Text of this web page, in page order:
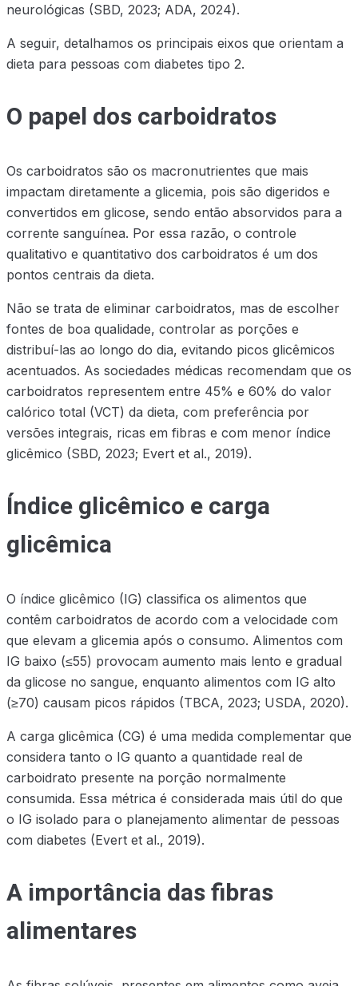
neurológicas (SBD, 2023; ADA, 2024).
A seguir, detalhamos os principais eixos que orientam a
dieta para pessoas com diabetes tipo 2.
O papel dos carboidratos
Os carboidratos são os macronutrientes que mais
impactam diretamente a glicemia, pois são digeridos e
convertidos em glicose, sendo então absorvidos para a
corrente sanguínea. Por essa razão, o controle
qualitativo e quantitativo dos carboidratos é um dos
pontos centrais da dieta.
Não se trata de eliminar carboidratos, mas de escolher
fontes de boa qualidade, controlar as porções e
distribuí-las ao longo do dia, evitando picos glicêmicos
acentuados. As sociedades médicas recomendam que os
carboidratos representem entre 45% e 60% do valor
calórico total (VCT) da dieta, com preferência por
versões integrais, ricas em fibras e com menor índice
glicêmico (SBD, 2023; Evert et al., 2019).
Índice glicêmico e carga
glicêmica
O índice glicêmico (IG) classifica os alimentos que
contêm carboidratos de acordo com a velocidade com
que elevam a glicemia após o consumo. Alimentos com
IG baixo (≤55) provocam aumento mais lento e gradual
da glicose no sangue, enquanto alimentos com IG alto
(≥70) causam picos rápidos (TBCA, 2023; USDA, 2020).
A carga glicêmica (CG) é uma medida complementar que
considera tanto o IG quanto a quantidade real de
carboidrato presente na porção normalmente
consumida. Essa métrica é considerada mais útil do que
o IG isolado para o planejamento alimentar de pessoas
com diabetes (Evert et al., 2019).
A importância das fibras
alimentares